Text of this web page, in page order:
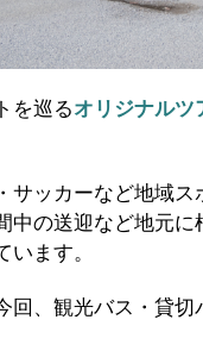
を巡るオリジナルツ
サッカーなど地域ス
中の送迎など地元に
います。
回、観光バス・貸切